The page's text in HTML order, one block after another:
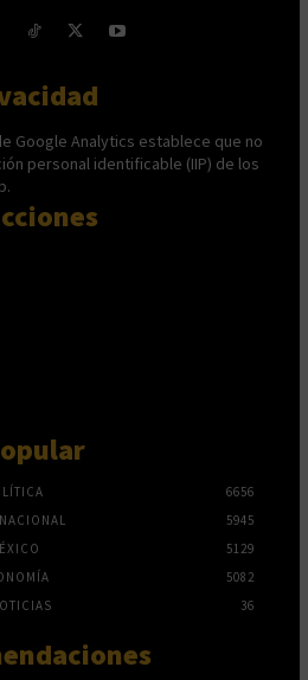
Google Analytics establece que no
personal identificable (IIP) de los
6656
5945
5129
5082
36